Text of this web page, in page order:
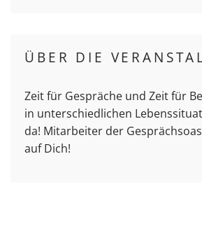
ÜBER DIE
Zeit für Gespräche und Zeit für
in unterschiedlichen
da! Mitarbeiter der
auf Dich!